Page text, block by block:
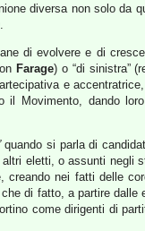
diversa non solo da
.
di evolvere e di
Farage) o “di sinistra”
e
il Movimento, dando
quando si parla di
eletti, o assunti negli
nei fatti delle
di fatto, a partire dalle
come dirigenti di